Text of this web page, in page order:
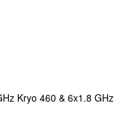
Kryo 460 & 6x1.8 GHz